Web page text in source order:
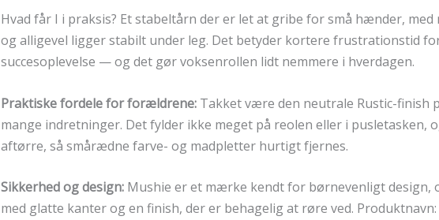
Hvad får I i praksis? Et stabeltårn der er let at gribe for små hænder,
og alligevel ligger stabilt under leg. Det betyder kortere frustrationstid
succesoplevelse — og det gør voksenrollen lidt nemmere i hverdagen.
Praktiske fordele for forældrene: Takket være den neutrale Rustic-finish
mange indretninger. Det fylder ikke meget på reolen eller i pusletasken,
aftørre, så smårædne farve- og madpletter hurtigt fjernes.
Sikkerhed og design: Mushie er et mærke kendt for børnevenligt design,
med glatte kanter og en finish, der er behagelig at røre ved.